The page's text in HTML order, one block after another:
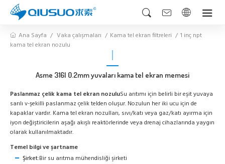
Ana Sayfa Vaka çalışmaları Kama tel ekran filtreleri
1 inç npt
kama tel ekran nozulu
Asme 316l 0.2mm yuvaları kama tel ekran memesi
Paslanmaz çelik kama tel ekran nozuluSu arıtımı için belirli bir eşit yuvaya
sarılı v-şekilli paslanmaz çelik telden oluşur. Nozulun her iki ucu için de
kapaklar vardır. Kama tel ekran nozulları, sıvı/katı veya gaz/katı ayırma için
iyon değiştiricilerin aşağı akışlı reaktörlerinde veya drenaj cihazlarında yaygın
olarak kullanılmaktadır.
Temel bilgi ve şartname
Şirket:Bir su arıtma mühendisliği şirketi